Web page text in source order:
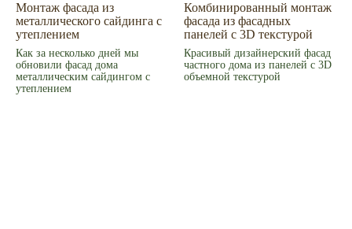
Монтаж фасада из
металлического сайдинга с
утеплением
Как за несколько дней мы
обновили фасад дома
металлическим сайдингом с
утеплением
Комбинированный монтаж
фасада из фасадных
панелей с 3D текстурой
Красивый дизайнерский фасад
частного дома из панелей с 3D
объемной текстурой